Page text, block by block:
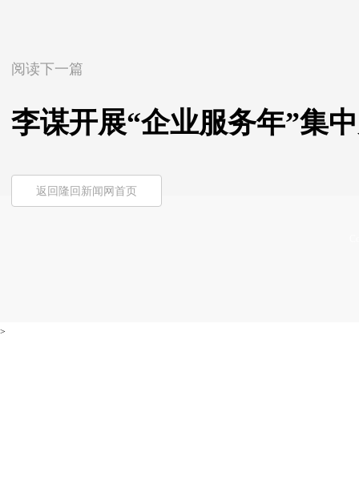
阅读下一篇
李谋开展“企业服务年”集
返回隆回新闻网首页
>